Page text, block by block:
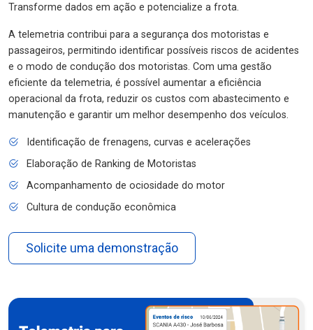
Transforme dados em ação e potencialize a frota.
A telemetria contribui para a segurança dos motoristas e
passageiros, permitindo identificar possíveis riscos de acidentes
e o modo de condução dos motoristas. Com uma gestão
eficiente da telemetria, é possível aumentar a eficiência
operacional da frota, reduzir os custos com abastecimento e
manutenção e garantir um melhor desempenho dos veículos.
Identificação de frenagens, curvas e acelerações
Elaboração de Ranking de Motoristas
Acompanhamento de ociosidade do motor
Cultura de condução econômica
Solicite uma demonstração